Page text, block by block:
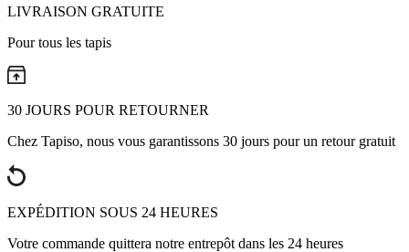
LIVRAISON GRATUITE
Pour tous les tapis
30 JOURS POUR RETOURNER
Chez Tapiso, nous vous garantissons 30 jours pour un retour gratuit
EXPÉDITION SOUS 24 HEURES
Votre commande quittera notre entrepôt dans les 24 heures